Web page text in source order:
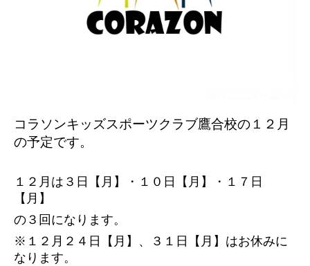
コラソンキッズスポーツクラブ鷹合校の１２ 月
の予定です。
１２月は３日【月】・１０日【月】・１７日
【月】
の３回になります。
※１２月２４日【月】、３１日【月】はお休みに
なります。